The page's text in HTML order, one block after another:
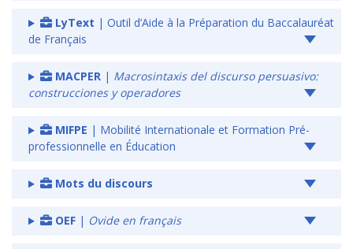
LyText | Outil d’Aide à la Préparation du Baccalauréat
de Français
MACPER| Macrosintaxis del discurso persuasivo:
construcciones y operadores
MIFPE | Mobilité Internationale et Formation Pré-
professionnelle en Éducation
Mots du discours
OEF| Ovide en français